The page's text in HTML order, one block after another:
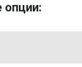
опции: